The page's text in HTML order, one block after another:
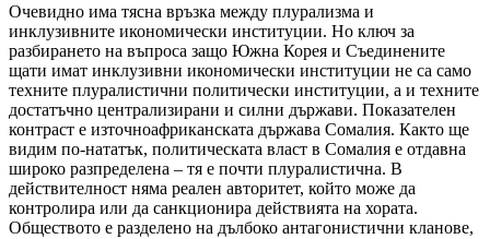
Очевидно има тясна връзка между плурализма и
инклузивните икономически институции. Но ключ за
разбирането на въпроса защо Южна Корея и Съединените
щати имат инклузивни икономически институции не са само
техните плуралистични политически институции, а и техните
достатъчно централизирани и силни държави. Показателен
контраст е източноафриканската държава Сомалия. Както ще
видим по-нататък, политическата власт в Сомалия е отдавна
широко разпределена – тя е почти плуралистична. В
действителност няма реален авторитет, който може да
контролира или да санкционира действията на хората.
Обществото е разделено на дълбоко антагонистични кланове,